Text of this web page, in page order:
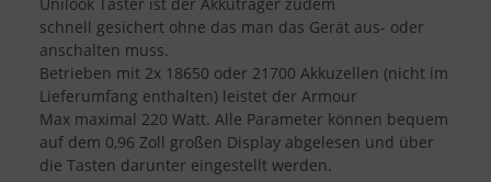
schnell gesichert ohne das man das Gerät aus- oder
anschalten muss.
Betrieben mit 2x 18650 oder 21700 Akkuzellen (nicht im
Lieferumfang enthalten) leistet der Armour
Max maximal 220 Watt. Alle Parameter können bequem
auf dem 0,96 Zoll großen Display abgelesen und über
die Tasten darunter eingestellt werden.